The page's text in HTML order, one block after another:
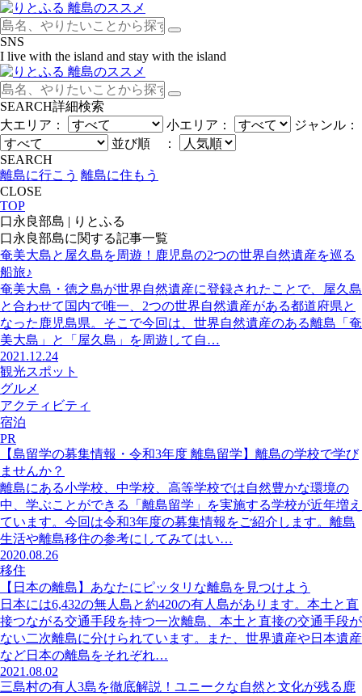
SNS
I live with the island and stay with the island
SEARCH詳細検索
大エリア：
小エリア：
ジャンル：
並び順 ：
SEARCH
離島に行こう 離島に住もう
CLOSE
TOP
口永良部島 | りとふる
口永良部島に関する記事一覧
奄美大島と屋久島を周遊！鹿児島の2つの世界自然遺産を巡る
船旅♪
奄美大島・徳之島が世界自然遺産に登録されたことで、屋久島
と合わせて国内で唯一、2つの世界自然遺産がある都道府県と
なった鹿児島県。そこで今回は、世界自然遺産のある離島「奄
美大島」と「屋久島」を周遊して自…
2021.12.24
観光スポット
グルメ
アクティビティ
宿泊
PR
【島留学の募集情報・令和3年度 離島留学】離島の学校で学び
ませんか？
離島にある小学校、中学校、高等学校では自然豊かな環境の
中、学ぶことができる「離島留学」を実施する学校が近年増え
ています。今回は令和3年度の募集情報をご紹介します。離島
生活や離島移住の参考にしてみてはい…
2020.08.26
移住
【日本の離島】あなたにピッタリな離島を見つけよう
日本には6,432の無人島と約420の有人島があります。本土と直
接つながる交通手段を持つ一次離島、本土と直接の交通手段が
ない二次離島に分けられています。また、世界遺産や日本遺産
など日本の離島をそれぞれ…
2021.08.02
三島村の有人3島を徹底解説！ユニークな自然と文化が残る鹿